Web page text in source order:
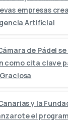
empresas
Artificial
de Pádel
como cita clave
y la
el